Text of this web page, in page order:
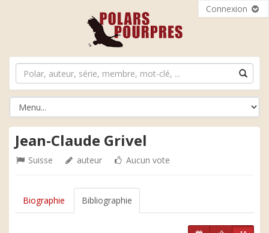
Connexion
Jean-Claude Grivel
Suisse auteur Aucun vote
Biographie Bibliographie